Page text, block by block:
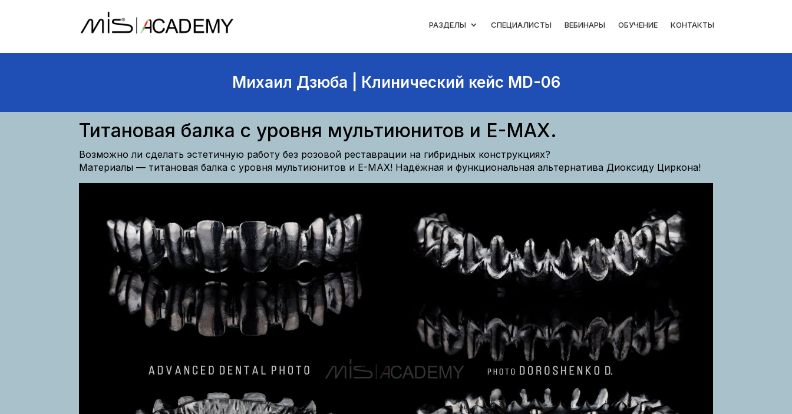
РАЗДЕЛЫ СПЕЦИАЛИСТЫ ВЕБИНАРЫ ОБУЧЕНИЕ КОНТАКТЫ
Михаил Дзюба | Клинический кейс MD-06
Титановая балка с уровня мультиюнитов и E-MAX.
Возможно ли сделать эстетичную работу без розовой реставрации на гибридных конструкциях?
Материалы — титановая балка с уровня мультиюнитов и E-MAX! Надёжная и функциональная альтернатива Диоксиду Циркона!